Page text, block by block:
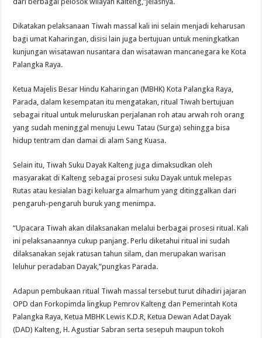
Dikatakan pelaksanaan Tiwah massal kali ini selain menjadi keharusan
bagi umat Kaharingan, disisi lain juga bertujuan untuk meningkatkan
kunjungan wisatawan nusantara dan wisatawan mancanegara ke Kota
Palangka Raya.
Ketua Majelis Besar Hindu Kaharingan (MBHK) Kota Palangka Raya,
Parada, dalam kesempatan itu mengatakan, ritual Tiwah bertujuan
sebagai ritual untuk meluruskan perjalanan roh atau arwah roh orang
yang sudah meninggal menuju Lewu Tatau (Surga) sehingga bisa
hidup tentram dan damai di alam Sang Kuasa.
Selain itu, Tiwah Suku Dayak Kalteng juga dimaksudkan oleh
masyarakat di Kalteng sebagai prosesi suku Dayak untuk melepas
Rutas atau kesialan bagi keluarga almarhum yang ditinggalkan dari
pengaruh-pengaruh buruk yang menimpa.
“Upacara Tiwah akan dilaksanakan melalui berbagai prosesi ritual. Kali
ini pelaksanaannya cukup panjang. Perlu diketahui ritual ini sudah
dilaksanakan sejak ratusan tahun silam, dan merupakan warisan
leluhur peradaban Dayak,”pungkas Parada.
Adapun pembukaan ritual Tiwah massal tersebut turut dihadiri jajaran
OPD dan Forkopimda lingkup Pemrov Kalteng dan Pemerintah Kota
Palangka Raya, Ketua MBHK Lewis K.D.R, Ketua Dewan Adat Dayak
(DAD) Kalteng, H. Agustiar Sabran serta sesepuh maupun tokoh